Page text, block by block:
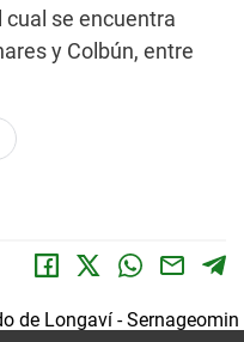
cual se encuentra
y Colbún, entre